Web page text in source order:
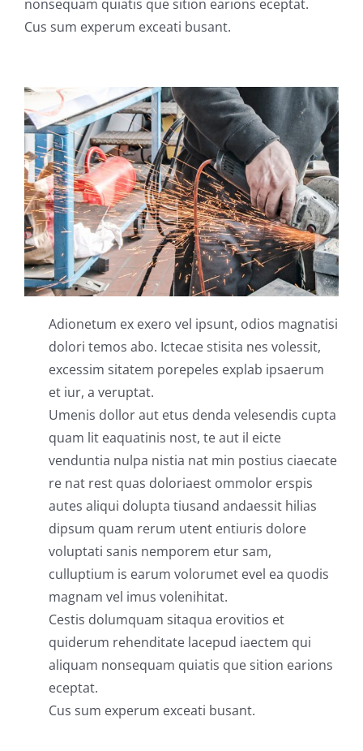
nonsequam quiatis que sition earions eceptat.
Cus sum experum exceati busant.
Adionetum ex exero vel ipsunt, odios magnatisi
dolori temos abo. Ictecae stisita nes volessit,
excessim sitatem porepeles explab ipsaerum
et iur, a veruptat.
Umenis dollor aut etus denda velesendis cupta
quam lit eaquatinis nost, te aut il eicte
venduntia nulpa nistia nat min postius ciaecate
re nat rest quas doloriaest ommolor erspis
autes aliqui dolupta tiusand andaessit hilias
dipsum quam rerum utent entiuris dolore
voluptati sanis nemporem etur sam,
culluptium is earum volorumet evel ea quodis
magnam vel imus volenihitat.
Cestis dolumquam sitaqua erovitios et
quiderum rehenditate lacepud iaectem qui
aliquam nonsequam quiatis que sition earions
eceptat.
Cus sum experum exceati busant.